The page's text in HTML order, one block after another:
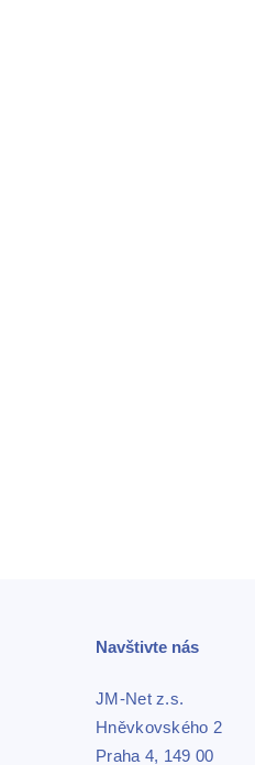
Navštivte nás
JM-Net z.s.
Hněvkovského 2
Praha 4, 149 00